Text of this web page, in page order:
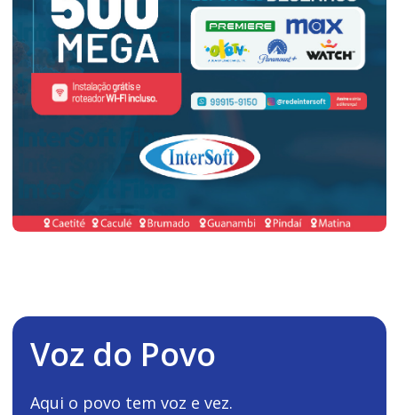
Voz do Povo
Aqui o povo tem voz e vez.